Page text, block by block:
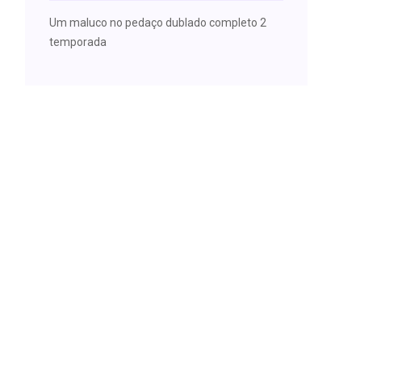
Um maluco no pedaço dublado completo 2
temporada